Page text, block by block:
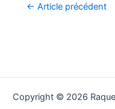
Navigation
← Article précédent
Copyright © 2026